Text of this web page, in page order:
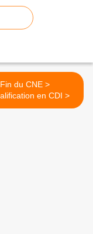
Fin du CNE >
Requalification en CDI >